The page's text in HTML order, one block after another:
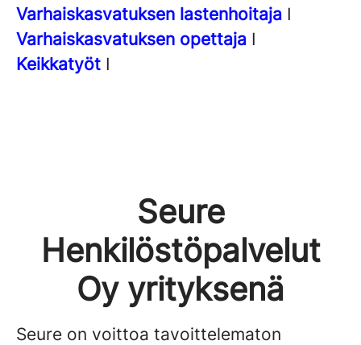
Varhaiskasvatuksen lastenhoitaja I
Varhaiskasvatuksen opettaja I
Keikkatyöt I
Seure
Henkilöstöpalvelut
Oy yrityksenä
Seure on voittoa tavoittelematon